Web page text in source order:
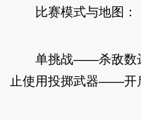
比赛模式与地图：
单挑战——杀敌数
止使用投掷武器——开